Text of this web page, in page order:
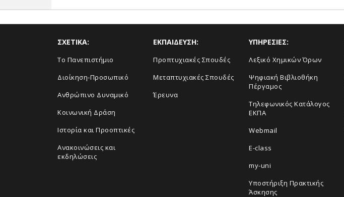
ΣΧΕΤΙΚΑ:
Το Πανεπιστήμιο
Διοίκηση-Προσωπικό
Ανθρώπινο Δυναμικό
Κοινωνική Δράση
Ιστορία και Προοπτικές
Ανακοινώσεις και
εκδηλώσεις
ΕΚΠΑΙΔΕΥΣΗ:
Προπτυχιακές Σπουδές
Μεταπτυχιακές Σπουδές
Έρευνα
ΥΠΗΡΕΣΙΕΣ:
Λεξικό Χημικών Όρων
Ψηφιακή Βιβλιοθήκη
Πέργαμος
Τηλεφωνικός Κατάλογος
ΕΚΠΑ
Webmail
E-class
my-uni
Υποστήριξη Πρακτικής
Άσκησης